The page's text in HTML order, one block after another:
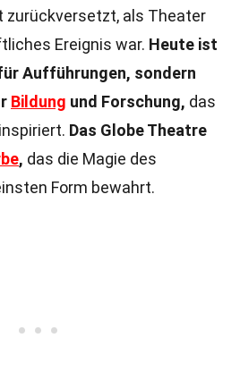
zurückversetzt, als Theater
Ereignis war. Heute ist
Aufführungen, sondern
Bildung und Forschung, das
Das Globe Theatre
, das die Magie des
Form bewahrt.